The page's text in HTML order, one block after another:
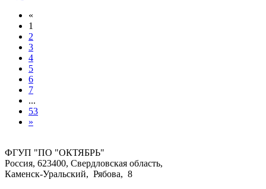
«
1
2
3
4
5
6
7
...
53
»
ФГУП "ПО "ОКТЯБРЬ"
Россия, 623400, Свердловская область,
Каменск-Уральский, Рябова, 8